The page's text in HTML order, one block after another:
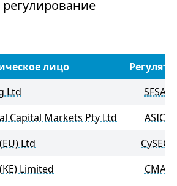
лицо
Ltd
SFSA
Capital Markets Pty Ltd
ASIC
Ltd
CySEC
Limited
CMA